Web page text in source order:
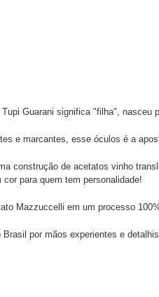
Guarani significa "filha", nasceu
e marcantes, esse óculos é a
construção de acetatos vinho
para quem tem personalidade!
Mazzuccelli em um processo
Brasil por mãos experientes e